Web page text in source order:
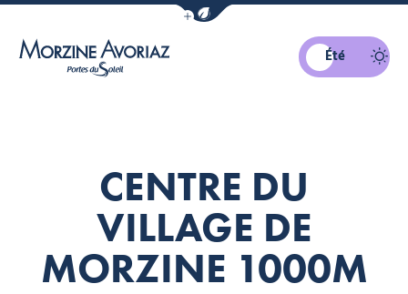
Afficher la barre de navigation du
Été
CENTRE DU
VILLAGE DE
MORZINE 1000M